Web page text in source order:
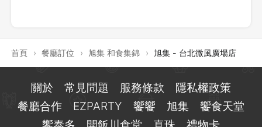
首頁 › 餐廳訂位 › 旭集 和食集錦 › 旭集 - 台北微風廣場店
關於 常見問題 服務條款
隱私權政策
餐廳合作
EZPARTY 饗饗 旭集
饗食天堂